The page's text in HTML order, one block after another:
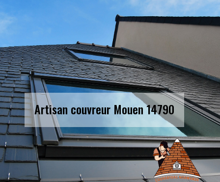
Artisan couvreur Mouen 14790